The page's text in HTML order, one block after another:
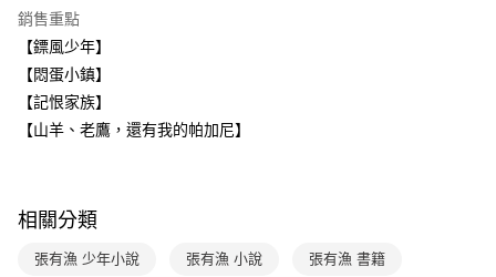
3.實際核准額度、可分期數及費用金額請依後續交易確認頁面所載為準。
4.訂單成立30分鐘內，如未前往確認交易或遇審核未通過，訂單將自動取
消。如遇「轉專審核」未通過狀況，表示未達大哥付你分期系統評分，恕無
法說明評估內容。
1.分期款項不併入電信帳單，「大哥付你分期」於每月結算日後寄送繳費提
醒簡訊。
【注意事項】
1.本服務係由「台灣大哥大股份有限公司」（以下簡稱本公司）所提供，讓
用戶於交易時，得透過本服務購買商品或服務，並由商店將買賣／分期付款
買賣價金債權讓與本公司後，依約使用本公司帳單繳交帳款。
便利好安心！
１．簡單：不需註冊會員、不需綁卡、不需儲值。
２．便利：只要手機號碼，簡訊認證，即可結帳。
３．安心：先確認商品／服務後，再付款。
１．於結帳方式選擇「AFTEE先享後付」後，將跳轉至「AFTEE先享後付」
ATM／網路銀行／等多元方式進行付款，方視為交易完成。
購買商品的店家。未經商家同意取消之訂單仍視為有效，需透過AFTEE先享
運送方式
付款後全家取貨｜8/8-8/14運費優惠，結帳滿499即享免運。
每筆NT$70，滿NT$499(含以上)免運費
國內宅配/郵寄 (不適用離島、海外及郵局i郵箱)
每筆NT$70，滿NT$800(含以上)免運費
銷售重點
【鏢風少年】
【悶蛋小鎮】
【記恨家族】
【山羊、老鷹，還有我的帕加尼】
相關分類
張有漁 少年小說 張有漁 小說 張有漁 書籍